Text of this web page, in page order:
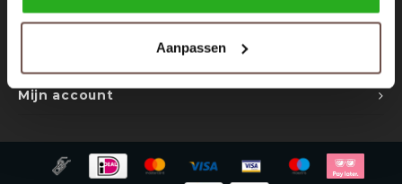
Aanpassen
Body's
Tracksuits
Sweaters
Bodywarmers
Trackpants
Overhemden
Contact
Mijn account